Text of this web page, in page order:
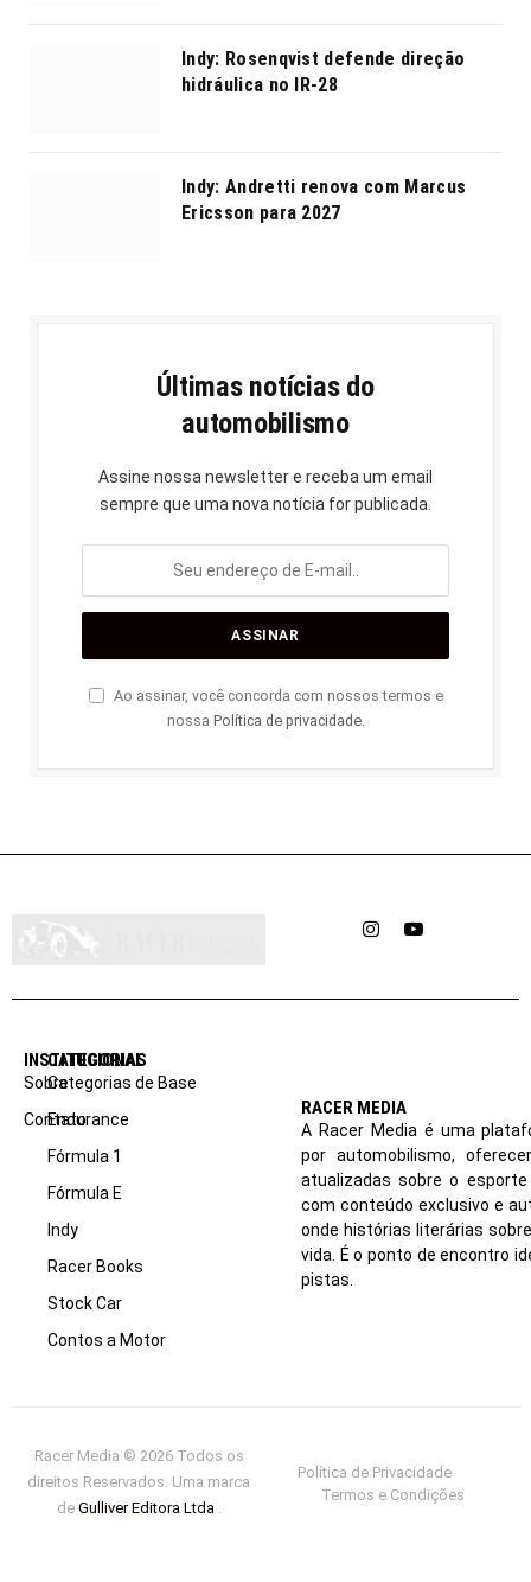
Indy: Rosenqvist defende direção
hidráulica no IR-28
Indy: Andretti renova com Marcus
Ericsson para 2027
Últimas notícias do
automobilismo
Assine nossa newsletter e receba um email
sempre que uma nova notícia for publicada.
Ao assinar, você concorda com nossos termos e
nossa Política de privacidade.
InstagramYouTube
INSTITUCIONAL
Sobre
Contato
CATEGORIAS
Categorias de Base
Endurance
Fórmula 1
Fórmula E
Indy
Racer Books
Stock Car
Contos a Motor
RACER MEDIA
A Racer Media é uma
por automobilismo,
atualizadas sobre o
com conteúdo exclusivo e
onde histórias literárias
vida. É o ponto de encontro
pistas.
Racer Media © 2026 Todos os
direitos Reservados. Uma marca
de Gulliver Editora Ltda
Política de Privacidade
Termos e Condições